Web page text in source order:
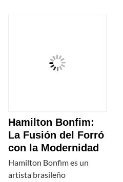
Hamilton Bonfim:
La Fusión del Forró
con la Modernidad
Hamilton Bonfim es un
artista brasileño